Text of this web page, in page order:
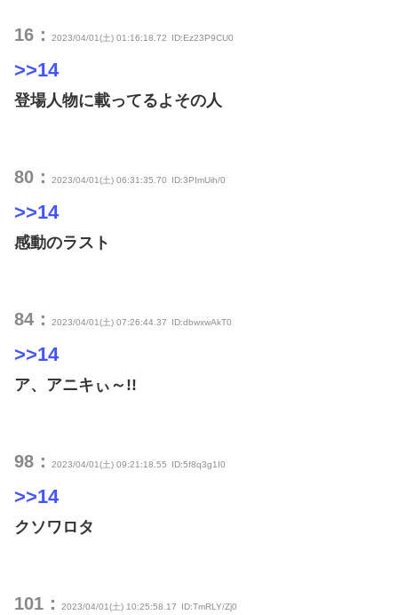
16： 2023/04/01(土) 01:16:18.72 ID:Ez23P9CU0
>>14
登場人物に載ってるよその人
80： 2023/04/01(土) 06:31:35.70 ID:3PImUih/0
>>14
感動のラスト
84： 2023/04/01(土) 07:26:44.37 ID:dbwxwAkT0
>>14
ア、アニキぃ～!!
98： 2023/04/01(土) 09:21:18.55 ID:5f8q3g1I0
>>14
クソワロタ
101： 2023/04/01(土) 10:25:58.17 ID:TmRLY/Zj0